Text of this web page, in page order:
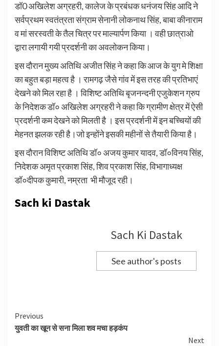
डॉ0 अखिलेश अग्रहरी, कालेज के प्रबंधक धनंजय सिंह आदि ने
सर्वप्रथम स्वतंत्रता संग्राम सेनानी लोकनाथ सिंह, बाबा कीनाराम
व मां सरस्वती के तैल चित्र पर माल्यार्पण किया । वही छात्राओ
द्वारा लगायी गयी प्रदर्शनी का अवलोकन किया।
इस दौरान मुख्य अतिथि अजीत सिंह ने कहा कि आज के युग मे शिक्षा
का बहुत बड़ा महत्व है । रामगढ़ जैसे गांव में इस तरह की प्रतिभाएं
देखने को मिल रहा है । विशिष्ट अतिथि बृजनन्दनी एजुकेशन ग्रुप
के निदेशक डॉ० अखिलेश अग्रहरी ने कहा कि ग्रामीण क्षेत्र में ऐसी
प्रदर्शनी कम देखने को मिलती है । इस प्रदर्शनी में इन बच्चियों की
मेहनत झलक रही है।जो इन्होंने इसकी महीनों से तैयारी किया है।
इस दौरान विशिष्ट अतिथि डॉ० अजय कुमार यादव, डॉ०विनय सिंह,
निदेशक अमृत प्रकाश सिंह, शिव प्रकाश सिंह, विभागाध्यक्ष
डॉ०दीपक कुमारी, नम्रता भी मौजूद रही।
Sach ki Dastak
Sach Ki Dastak
See author's posts
Continue
Reading
Previous
युवती का खून से सना मिला शव मचा हड़कंप
Next